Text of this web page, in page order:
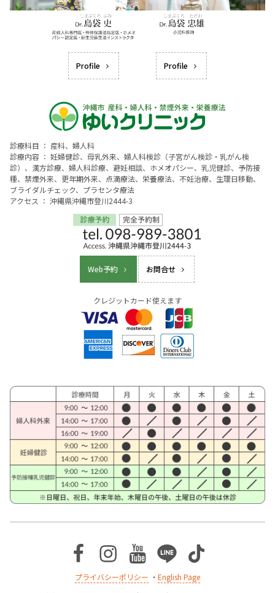
Profile Profile
診療科目 ： 産科、婦人科
診療内容 ： 妊婦健診、母乳外来、婦人科検診（子宮がん検診・乳がん検
診）、漢方診療、婦人科診療、避妊相談、ホメオパシー、乳児健診、予防接
種、禁煙外来、更年期外来、点滴療法、栄養療法、不妊治療、生理日移動、
ブライダルチェック、プラセンタ療法
アクセス ： 沖縄県沖縄市登川2444-3
Web予約 お問合せ
クレジットカード使えます
Facebook
Instagram
Youtube
LineTikTok
プライバシーポリシー ・ English Page